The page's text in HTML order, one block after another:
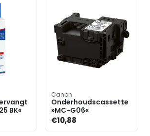
BK«
Canon
Onderhoudscassette
»MC-G06«
€10,88